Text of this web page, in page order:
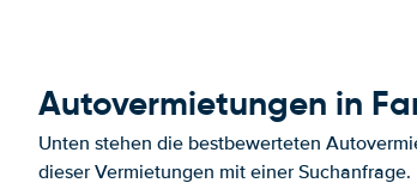
Autovermietungen in
Unten stehen die bestbewerteten
dieser Vermietungen mit einer Suchanfrage.